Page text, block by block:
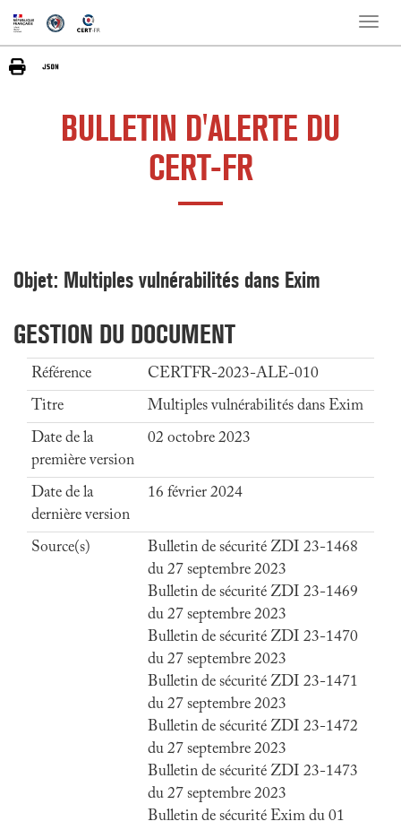
Toggle
BULLETIN D'ALERTE DU
CERT-FR
Objet: Multiples vulnérabilités dans Exim
GESTION DU DOCUMENT
Référence
CERTFR-2023-ALE-010
Titre
Multiples vulnérabilités dans Exim
Date de la
première version
02 octobre 2023
Date de la
dernière version
16 février 2024
Source(s)
Bulletin de sécurité ZDI 23-1468
du 27 septembre 2023
Bulletin de sécurité ZDI 23-1469
du 27 septembre 2023
Bulletin de sécurité ZDI 23-1470
du 27 septembre 2023
Bulletin de sécurité ZDI 23-1471
du 27 septembre 2023
Bulletin de sécurité ZDI 23-1472
du 27 septembre 2023
Bulletin de sécurité ZDI 23-1473
du 27 septembre 2023
Bulletin de sécurité Exim du 01